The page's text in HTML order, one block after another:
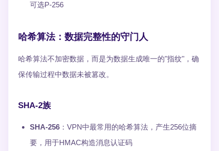
可选P-256
哈希算法：数据完整性的守门人
哈希算法不加密数据，而是为数据生成唯一的"指纹"，确
保传输过程中数据未被篡改。
SHA-2族
SHA-256 ：VPN中最常用的哈希算法，产生256位摘
要，用于HMAC构造消息认证码